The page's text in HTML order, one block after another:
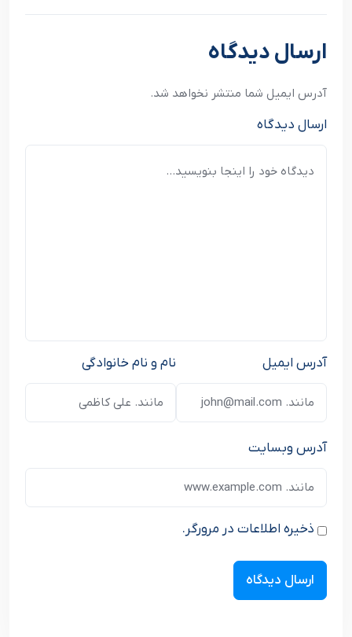
نوشته بعدی
ارسال دیدگاه
آدرس ایمیل شما منتشر نخواهد شد.
ارسال دیدگاه
نام و نام خانوادگی آدرس ایمیل
آدرس وبسایت
ذخیره اطلاعات در مرورگر.